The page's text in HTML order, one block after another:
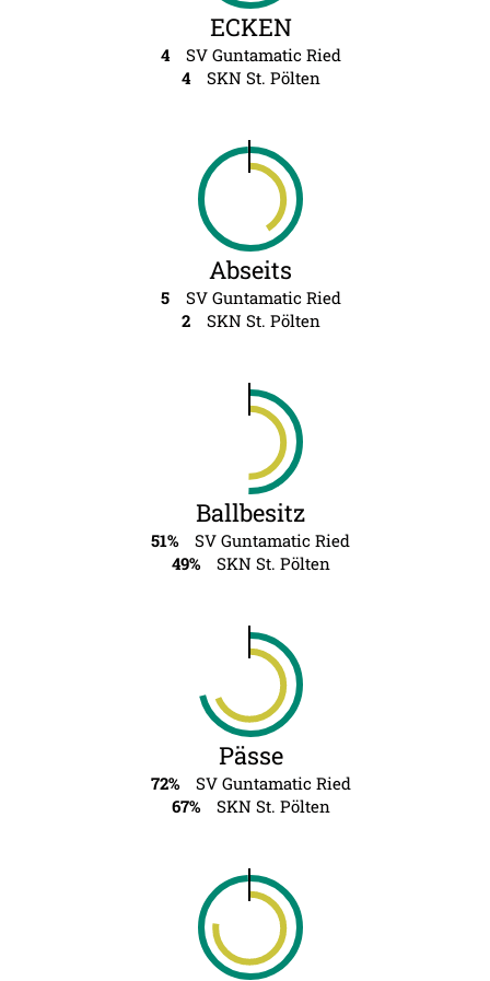
ECKEN
4
SV Guntamatic Ried
4
SKN St. Pölten
Abseits
5
SV Guntamatic Ried
2
SKN St. Pölten
Ballbesitz
51%
SV Guntamatic Ried
49%
SKN St. Pölten
Pässe
72%
SV Guntamatic Ried
67%
SKN St. Pölten